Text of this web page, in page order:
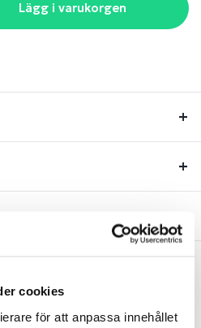
cookies
för att anpassa innehållet
Lägg i varukorgen
produkter